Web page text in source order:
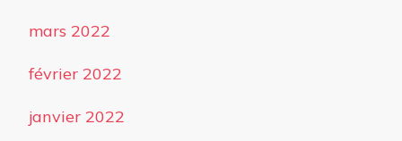
mars 2022
février 2022
janvier 2022